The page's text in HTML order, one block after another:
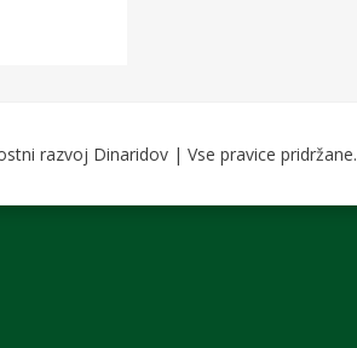
razvoj Dinaridov | Vse pravice pridržane.